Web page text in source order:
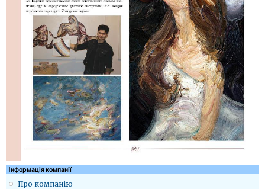
Iнформація компанії
Про компанію